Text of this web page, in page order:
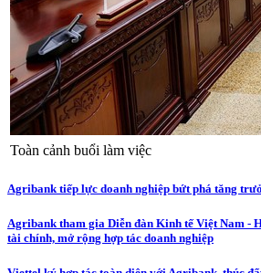
Toàn cảnh buổi làm việc
Agribank tiếp lực doanh nghiệp bứt phá tăng
Agribank tham gia Diễn đàn Kinh tế Việt Nam -
tài chính, mở rộng hợp tác doanh nghiệp